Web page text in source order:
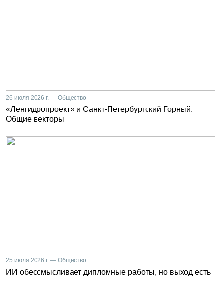
26 июля 2026 г. — Общество
«Ленгидропроект» и Санкт-Петербургский Горный.
Общие векторы
25 июля 2026 г. — Общество
ИИ обессмысливает дипломные работы, но выход есть